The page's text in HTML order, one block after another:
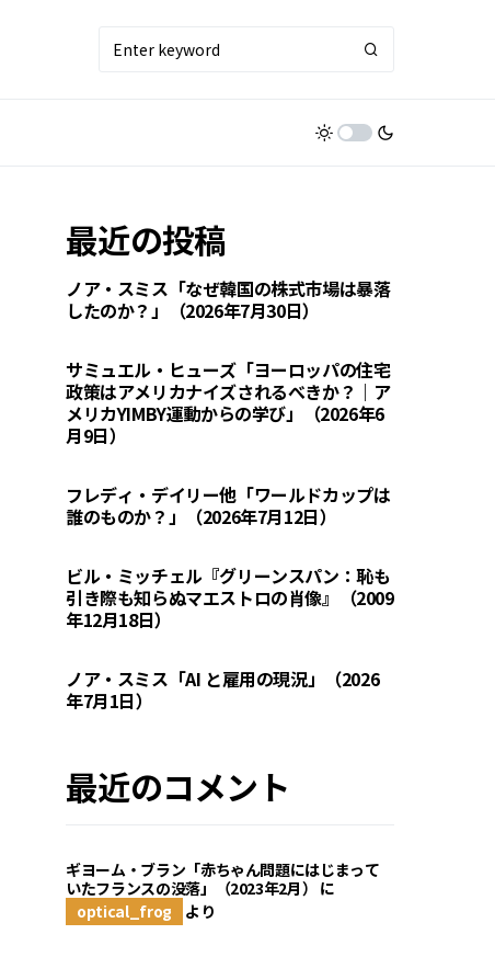
最近の投稿
ノア・スミス「なぜ韓国の株式市場は暴落
したのか？」（2026年7月30日）
サミュエル・ヒューズ「ヨーロッパの住宅
政策はアメリカナイズされるべきか？｜ア
メリカYIMBY運動からの学び」（2026年6
月9日）
フレディ・デイリー他「ワールドカップは
誰のものか？」（2026年7月12日）
ビル・ミッチェル『グリーンスパン：恥も
引き際も知らぬマエストロの肖像』（2009
年12月18日）
ノア・スミス「AI と雇用の現況」（2026
年7月1日）
最近のコメント
ギヨーム・ブラン「赤ちゃん問題にはじまって
いたフランスの没落」（2023年2月） に
optical_frog
より